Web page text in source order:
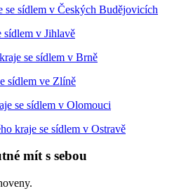
se sídlem v Českých Budějovicích
sídlem v Jihlavě
se sídlem v Brně
sídlem ve Zlíně
se sídlem v Olomouci
kraje se sídlem v Ostravě
mít s sebou